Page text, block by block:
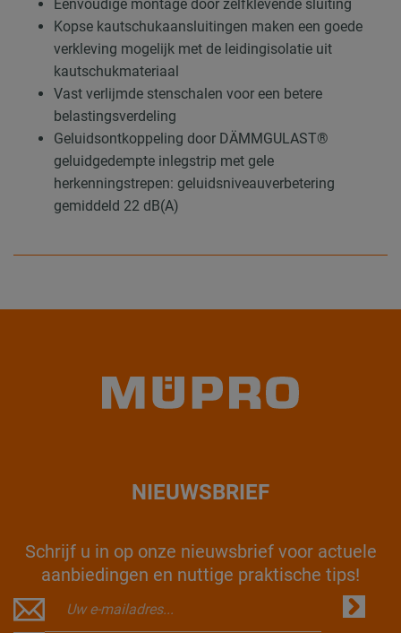
Eenvoudige montage door zelfklevende sluiting
Kopse kautschukaansluitingen maken een goede
verkleving mogelijk met de leidingisolatie uit
kautschukmateriaal
Vast verlijmde stenschalen voor een betere
belastingsverdeling
Geluidsontkoppeling door DÄMMGULAST®
geluidgedempte inlegstrip met gele
herkenningstrepen: geluidsniveauverbetering
gemiddeld 22 dB(A)
NIEUWSBRIEF
Schrijf u in op onze nieuwsbrief voor actuele
aanbiedingen en nuttige praktische tips!